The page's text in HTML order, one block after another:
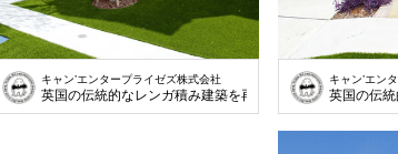
キャン’エンタープライゼズ株式会社
英国の伝統的なレンガ積み建築を再現
キャン’エン
英国の伝統